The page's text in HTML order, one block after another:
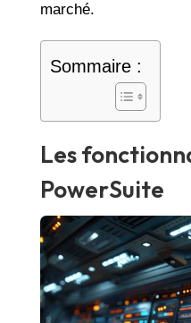
marché.
Sommaire :
Les
PowerSuite